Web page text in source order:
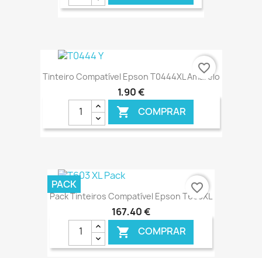
€ ONLINE
Tinteiro Compatível Epson T0444XL Amarelo
1,90 €
 COMPRAR
€ ONLINE
favorite_border
Pack Tinteiros Compatível Epson T603XL
167,40 €
 COMPRAR
PACK favorite_border